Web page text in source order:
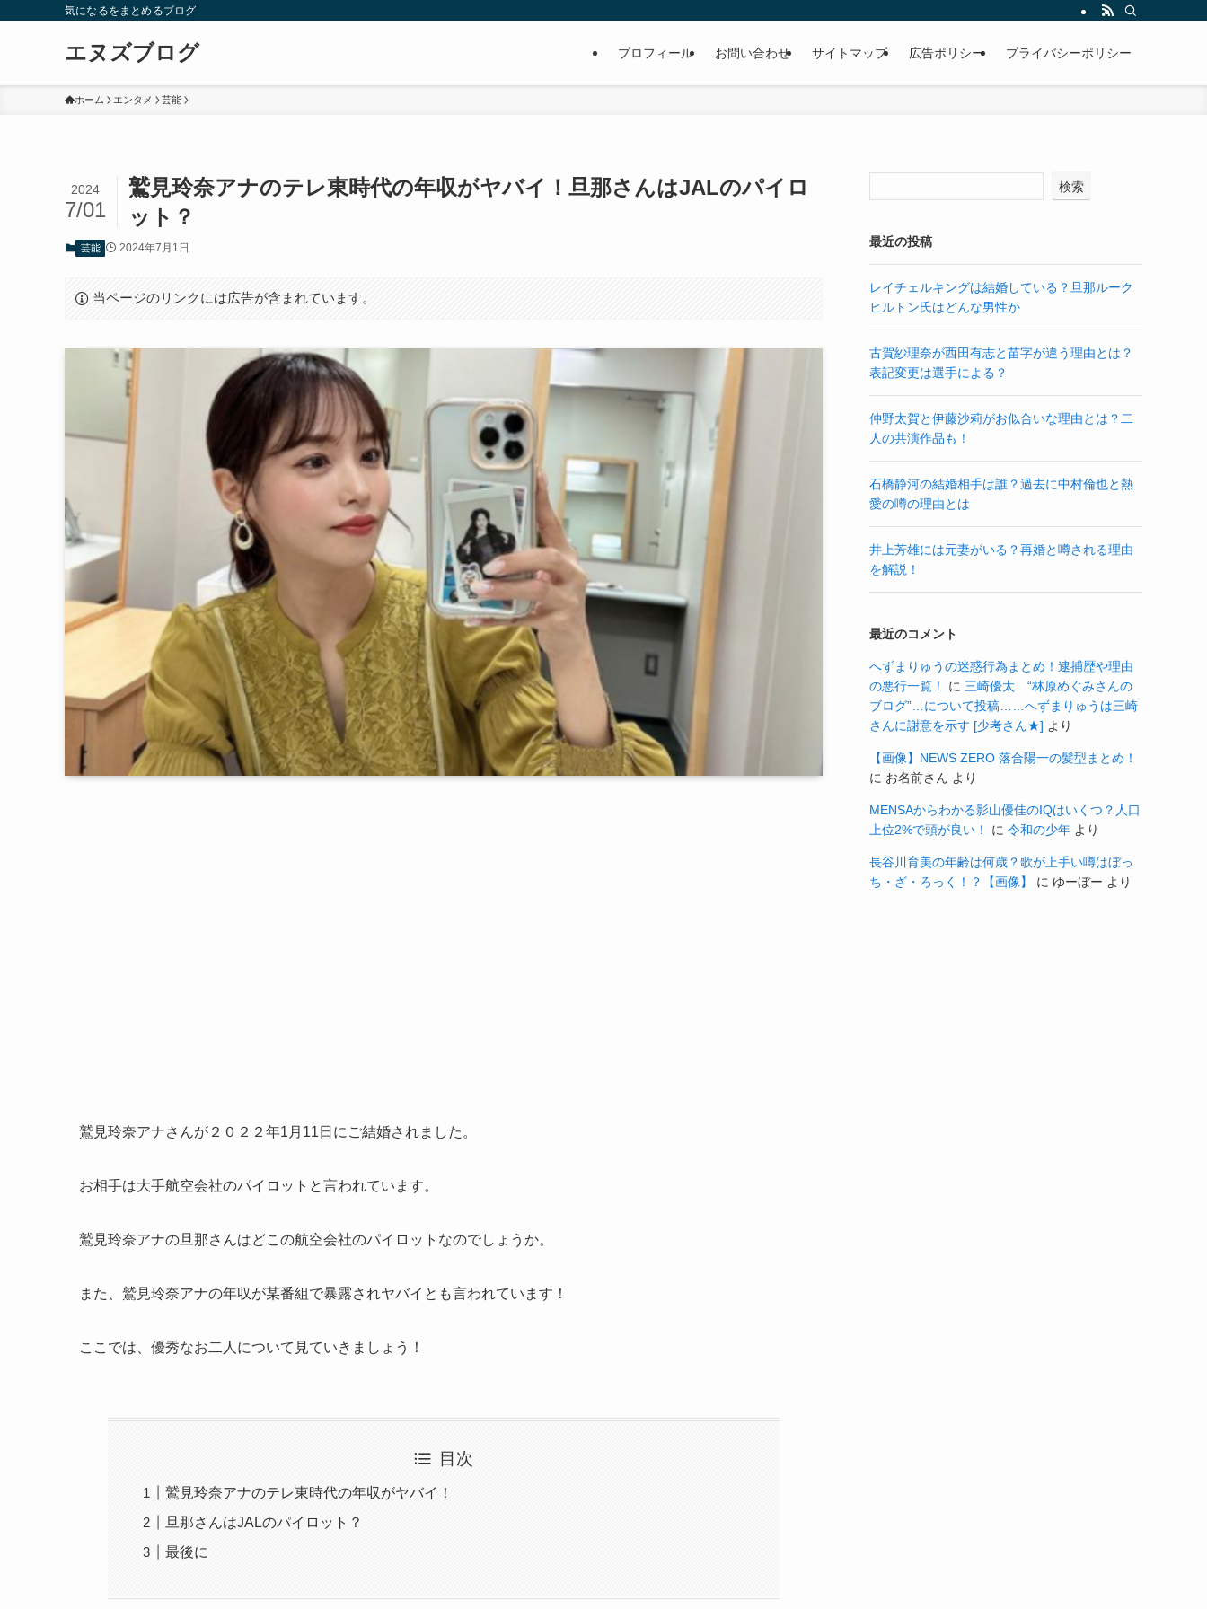
気になるをまとめるブログ
エヌズブログ プロフィール お問い合わせ サイトマップ 広告ポリシー プライバシーポリシー
ホーム エンタメ 芸能
鷲見玲奈アナのテレ東時代の年収がヤバイ！旦那さんはJALのパイロ
ット？
2024
7/01
芸能 2024年7月1日
当ページのリンクには広告が含まれています。
鷲見玲奈アナさんが２０２２年1月11日にご結婚されました。
お相手は大手航空会社のパイロットと言われています。
鷲見玲奈アナの旦那さんはどこの航空会社のパイロットなのでしょうか。
また、鷲見玲奈アナの年収が某番組で暴露されヤバイとも言われています！
ここでは、優秀なお二人について見ていきましょう！
目次
鷲見玲奈アナのテレ東時代の年収がヤバイ！
旦那さんはJALのパイロット？
最後に
検索
最近の投稿
レイチェルキングは結婚している？旦那ルーク
ヒルトン氏はどんな男性か
古賀紗理奈が西田有志と苗字が違う理由とは？
表記変更は選手による？
仲野太賀と伊藤沙莉がお似合いな理由とは？二
人の共演作品も！
石橋静河の結婚相手は誰？過去に中村倫也と熱
愛の噂の理由とは
井上芳雄には元妻がいる？再婚と噂される理由
を解説！
最近のコメント
へずまりゅうの迷惑行為まとめ！逮捕歴や理由
の悪行一覧！
に 三崎優太 “林原めぐみさんの
ブログ”…について投稿……へずまりゅうは三崎
さんに謝意を示す [少考さん★] より
【画像】NEWS ZERO 落合陽一の髪型まとめ！
に お名前さん より
MENSAからわかる影山優佳のIQはいくつ？人口
上位2%で頭が良い！
に 令和の少年 より
長谷川育美の年齢は何歳？歌が上手い噂はぼっ
ち・ざ・ろっく！？【画像】
に ゆーぼー より